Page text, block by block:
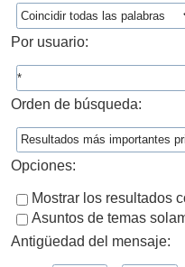
Por usuario:
Orden de búsqueda:
Opciones:
Mostrar los resultados
Asuntos de temas
Antigüedad del mensaje: